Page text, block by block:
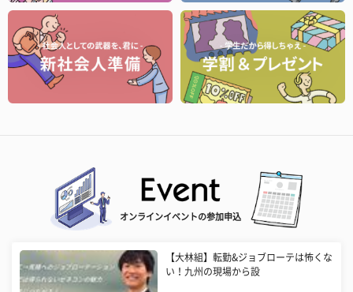
オンラインイベントの参加申込
【大林組】転勤&ジョブローテは怖くな
い！九州の現場から設